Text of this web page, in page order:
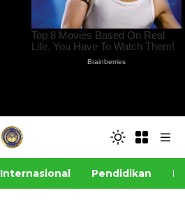
Internasional Pendidikan